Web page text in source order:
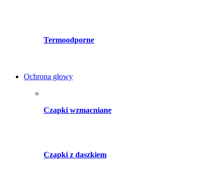
Termoodporne
Ochrona głowy
Czapki wzmacniane
Czapki z daszkiem